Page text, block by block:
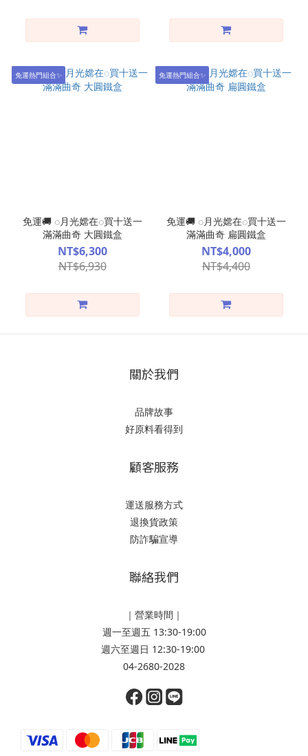
免運熱門組合✨
免運🚚 ◌月光嫦在◌買十送一
滿滿曲奇 大圓鐵盒
NT$6,300
NT$6,930
免運熱門組合✨
免運🚚 ◌月光嫦在◌買十送一
滿滿曲奇 扁圓鐵盒
NT$4,000
NT$4,400
關於我們
品牌故事
好原料看得到
顧客服務
運送服務方式
退換貨政策
防詐騙宣導
聯絡我們
｜營業時間｜
週一至週五 13:30-19:00
週六至週日 12:30-19:00
04-2680-2028